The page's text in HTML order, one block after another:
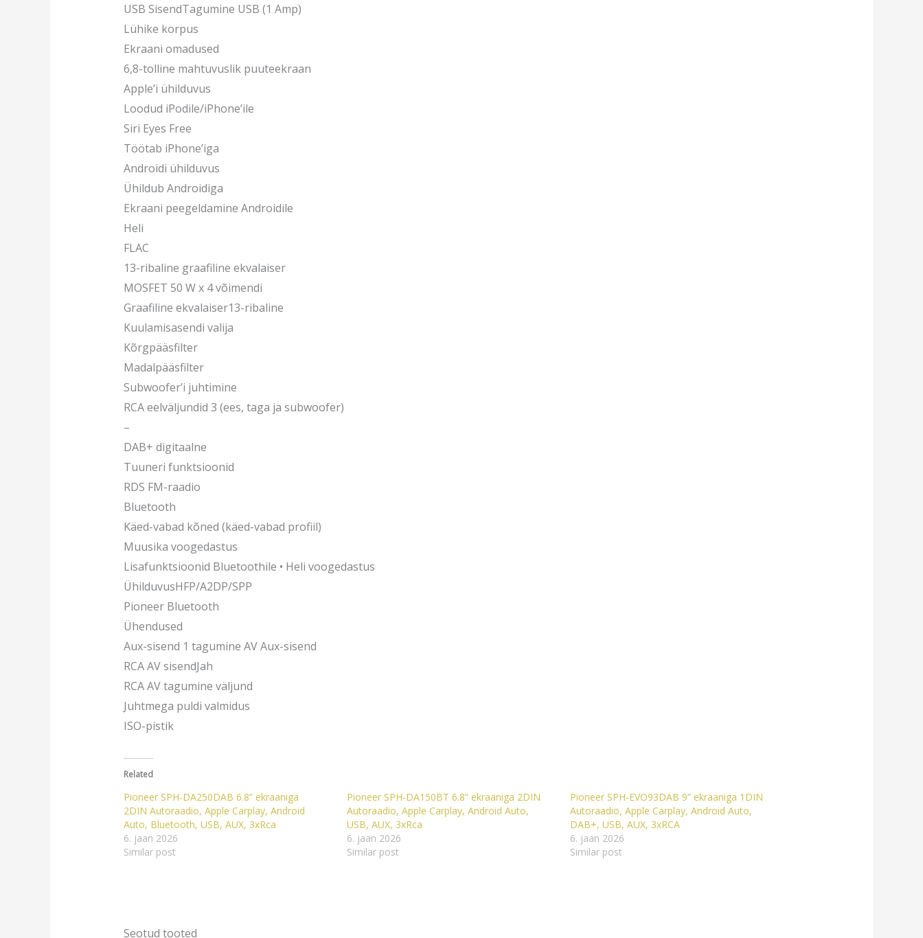
USB SisendTagumine USB (1 Amp)
Lühike korpus
Ekraani omadused
6,8-tolline mahtuvuslik puuteekraan
Apple’i ühilduvus
Loodud iPodile/iPhone’ile
Siri Eyes Free
Töötab iPhone’iga
Androidi ühilduvus
Ühildub Androidiga
Ekraani peegeldamine Androidile
Heli
FLAC
13-ribaline graafiline ekvalaiser
MOSFET 50 W x 4 võimendi
Graafiline ekvalaiser13-ribaline
Kuulamisasendi valija
Kõrgpääsfilter
Madalpääsfilter
Subwoofer’i juhtimine
RCA eelväljundid 3 (ees, taga ja subwoofer)
–
DAB+ digitaalne
Tuuneri funktsioonid
RDS FM-raadio
Bluetooth
Käed-vabad kõned (käed-vabad profiil)
Muusika voogedastus
Lisafunktsioonid Bluetoothile • Heli voogedastus
ÜhilduvusHFP/A2DP/SPP
Pioneer Bluetooth
Ühendused
Aux-sisend 1 tagumine AV Aux-sisend
RCA AV sisendJah
RCA AV tagumine väljund
Juhtmega puldi valmidus
ISO-pistik
Related
Pioneer SPH-DA250DAB 6.8” ekraaniga
2DIN Autoraadio, Apple Carplay, Android
Auto, Bluetooth, USB, AUX, 3xRca
6. jaan 2026
Similar post
Pioneer SPH-DA150BT 6.8” ekraaniga 2DIN
Autoraadio, Apple Carplay, Android Auto,
USB, AUX, 3xRca
6. jaan 2026
Similar post
Pioneer SPH-EVO93DAB 9” ekraaniga 1DIN
Autoraadio, Apple Carplay, Android Auto,
DAB+, USB, AUX, 3xRCA
6. jaan 2026
Similar post
Seotud tooted